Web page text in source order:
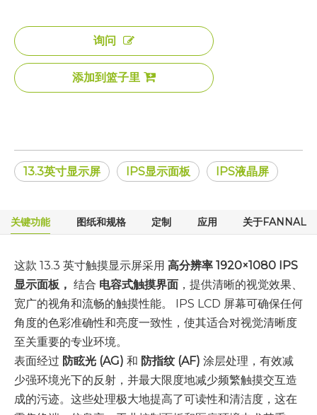
询问
添加到篮子里
13.3英寸显示屏 IPS显示面板 IPS液晶屏
关键功能 图纸和规格 定制 应用 关于FANNAL
这款 13.3 英寸触摸显示屏采用 高分辨率 1920×1080 IPS
显示面板， 结合 电容式触摸界面 ，提供清晰的视觉效果、
宽广的视角和流畅的触摸性能。 IPS LCD 屏幕可确保任何
角度的色彩准确性和亮度一致性，使其适合对视觉清晰度
至关重要的专业环境。
表面经过 防眩光 (AG) 和 防指纹 (AF) 涂层处理，有效减
少强环境光下的反射，并最大限度地减少频繁触摸交互造
成的污迹。这些处理极大地提高了可读性和清洁度，这在